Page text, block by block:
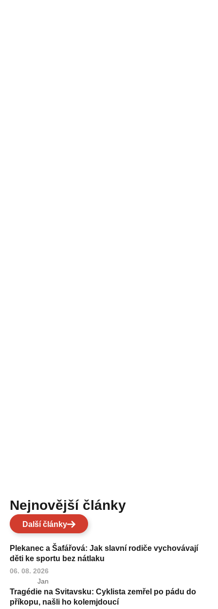
Nejnovější články
Další články
Plekanec a Šafářová: Jak slavní rodiče vychovávají
děti ke sportu bez nátlaku
06. 08. 2026
Jan
Tragédie na Svitavsku: Cyklista zemřel po pádu do
příkopu, našli ho kolemjdoucí